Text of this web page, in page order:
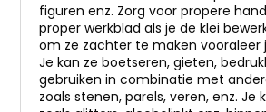
figuren enz. Zorg voor propere
proper werkblad als je de klei
om ze zachter te maken vooraleer
Je kan ze boetseren, gieten,
gebruiken in combinatie met
zoals stenen, parels, veren, enz. Je